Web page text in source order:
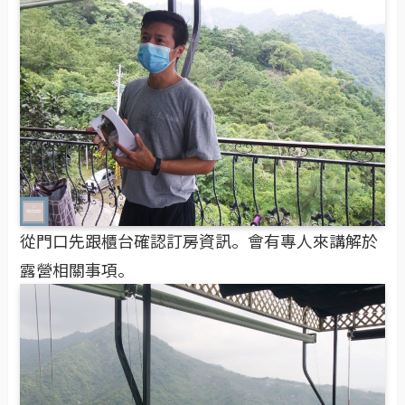
從門口先跟櫃台確認訂房資訊。會有專人來講解於
露營相關事項。